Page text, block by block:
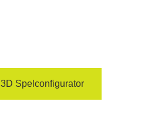
3D Spelconfigurator